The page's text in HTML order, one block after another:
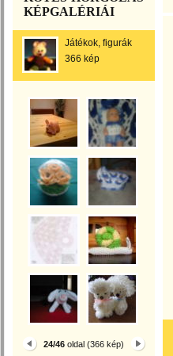
KÉPGALÉRIÁI
Játékok, figurák
366 kép
24/46 oldal (366 kép)